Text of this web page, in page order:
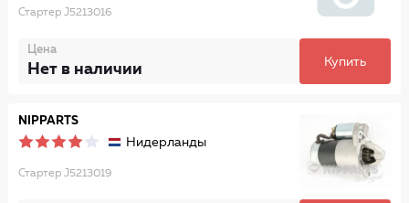
Стартер J5213016
Цена
Нет в наличии Купить
NIPPARTS
Нидерланды
Стартер J5213019